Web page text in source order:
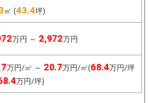
㎡ (43.4坪)
万円 ～ 2,972万円
万円/㎡ ～ 20.7万円/㎡(68.4万円/坪
万円/坪)